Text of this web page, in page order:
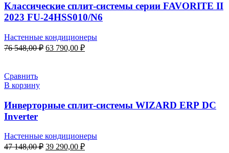
Классические сплит-системы серии FAVORITE II
2023 FU-24HSS010/N6
Настенные кондиционеры
76 548,00₽ Первоначальная
63 790,00 ₽Текущая
Сравнить
В корзину
Инверторные сплит-системы WIZARD ERP DC
Inverter
Настенные кондиционеры
47 148,00₽ Первоначальная
39 290,00 ₽Текущая